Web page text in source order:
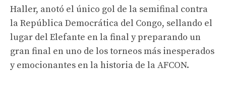
Haller, anotó el único gol de la semifinal contra
la República Democrática del Congo, sellando el
lugar del Elefante en la final y preparando un
gran final en uno de los torneos más inesperados
y emocionantes en la historia de la AFCON.